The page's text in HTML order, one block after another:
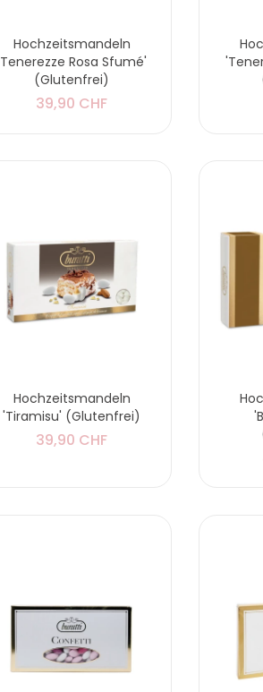
Hochzeitsmandeln
Rosa Sfumé'
(Glutenfrei)
39,90 CHF
Hochzeitsmandeln
'Tiramisu' (Glutenfrei)
39,90 CHF